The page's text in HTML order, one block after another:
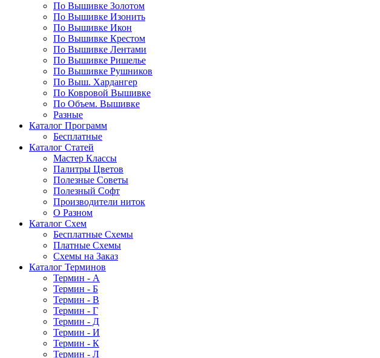
По Вышивке Золотом
По Вышивке Изонить
По Вышивке Икон
По Вышивке Крестом
По Вышивке Лентами
По Вышивке Ришелье
По Вышивке Рушников
По Выш. Хардангер
По Ковровой Вышивке
По Объем. Вышивке
Разные
Каталог Программ
Бесплатные
Каталог Статей
Мастер Классы
Палитры Цветов
Полезные Советы
Полезный Софт
Производители ниток
О Разном
Каталог Схем
Бесплатные Схемы
Платные Схемы
Схемы на Заказ
Каталог Терминов
Термин - А
Термин - Б
Термин - В
Термин - Г
Термин - Д
Термин - И
Термин - К
Термин - Л